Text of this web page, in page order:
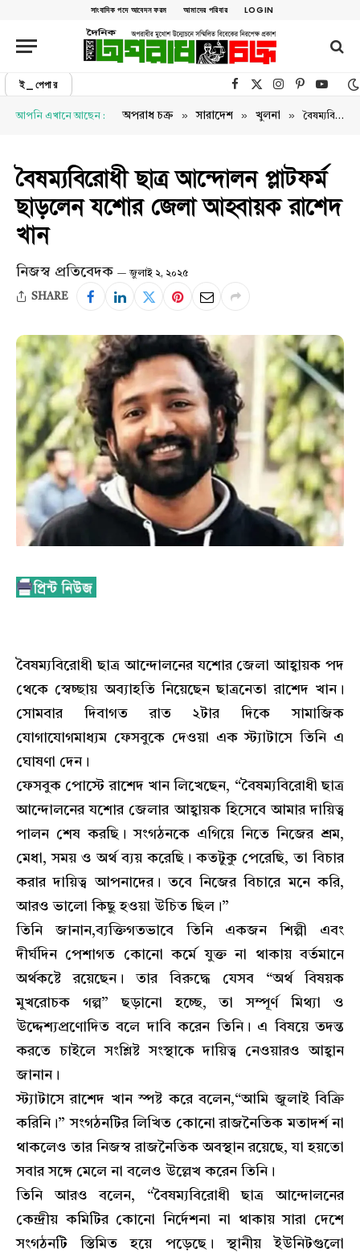
সাংবাদিক পদে আবেদন ফরম আমাদের পরিবার LOGIN
ই_পেপার Facebook
X (Twitter)Instagram
Pinterest
আপনি এখানে আছেন : অপরাধ চক্র » সারাদেশ » খুলনা » বৈষম্যবিরোধী ছাত্র আন্দোলন প্লাটফর্ম ছাড়লেন যশোর জেলা আহ্বায়ক রাশেদ খান
বৈষম্যবিরোধী ছাত্র আন্দোলন প্লাটফর্ম
ছাড়লেন যশোর জেলা আহ্বায়ক রাশেদ
খান
নিজস্ব প্রতিবেদক জুলাই ২, ২০২৫
SHARE
বৈষম্যবিরোধী ছাত্র আন্দোলনের যশোর জেলা আহ্বায়ক পদ
থেকে স্বেচ্ছায় অব্যাহতি নিয়েছেন ছাত্রনেতা রাশেদ খান।
সোমবার দিবাগত রাত ২টার দিকে সামাজিক
যোগাযোগমাধ্যম ফেসবুকে দেওয়া এক স্ট্যাটাসে তিনি এ
ঘোষণা দেন।
ফেসবুক পোস্টে রাশেদ খান লিখেছেন, “বৈষম্যবিরোধী ছাত্র
আন্দোলনের যশোর জেলার আহ্বায়ক হিসেবে আমার দায়িত্ব
পালন শেষ করছি। সংগঠনকে এগিয়ে নিতে নিজের শ্রম,
মেধা, সময় ও অর্থ ব্যয় করেছি। কতটুকু পেরেছি, তা বিচার
করার দায়িত্ব আপনাদের। তবে নিজের বিচারে মনে করি,
আরও ভালো কিছু হওয়া উচিত ছিল।”
তিনি জানান,ব্যক্তিগতভাবে তিনি একজন শিল্পী এবং
দীর্ঘদিন পেশাগত কোনো কর্মে যুক্ত না থাকায় বর্তমানে
অর্থকষ্টে রয়েছেন। তার বিরুদ্ধে যেসব “অর্থ বিষয়ক
মুখরোচক গল্প” ছড়ানো হচ্ছে, তা সম্পূর্ণ মিথ্যা ও
উদ্দেশ্যপ্রণোদিত বলে দাবি করেন তিনি। এ বিষয়ে তদন্ত
করতে চাইলে সংশ্লিষ্ট সংস্থাকে দায়িত্ব নেওয়ারও আহ্বান
জানান।
স্ট্যাটাসে রাশেদ খান স্পষ্ট করে বলেন,“আমি জুলাই বিক্রি
করিনি।” সংগঠনটির লিখিত কোনো রাজনৈতিক মতাদর্শ না
থাকলেও তার নিজস্ব রাজনৈতিক অবস্থান রয়েছে, যা হয়তো
সবার সঙ্গে মেলে না বলেও উল্লেখ করেন তিনি।
তিনি আরও বলেন, “বৈষম্যবিরোধী ছাত্র আন্দোলনের
কেন্দ্রীয় কমিটির কোনো নির্দেশনা না থাকায় সারা দেশে
সংগঠনটি স্তিমিত হয়ে পড়েছে। স্থানীয় ইউনিটগুলো